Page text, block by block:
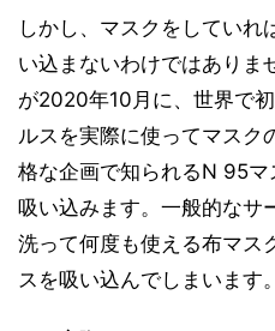
しかし、マスクをしていれ
い込まないわけではありま
が2020年10月に、世界で
ルスを実際に使ってマスク
格な企画で知られるN 95
吸い込みます。一般的なサ
洗って何度も使える布マス
スを吸い込んでしまいます。